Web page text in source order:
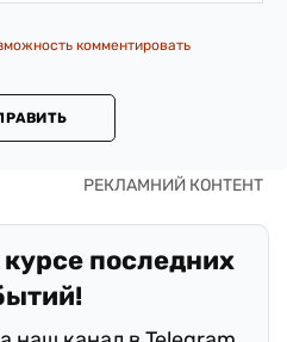
комментировать
последних